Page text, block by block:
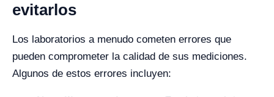
evitarlos
Los laboratorios a menudo cometen errores que
pueden comprometer la calidad de sus mediciones.
Algunos de estos errores incluyen: